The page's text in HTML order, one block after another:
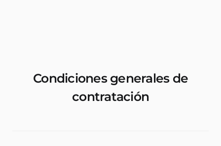
Condiciones generales de
contratación